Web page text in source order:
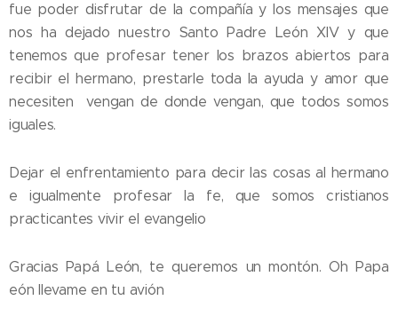
fue poder disfrutar de la compañía y los mensajes que
nos ha dejado nuestro Santo Padre León XIV y que
tenemos que profesar tener los brazos abiertos para
recibir el hermano, prestarle toda la ayuda y amor que
necesiten vengan de donde vengan, que todos somos
iguales.
Dejar el enfrentamiento para decir las cosas al hermano
e igualmente profesar la fe, que somos cristianos
practicantes vivir el evangelio
Gracias Papá León, te queremos un montón. Oh Papa
eón llevame en tu avión ✈️ ✈️ ✈️